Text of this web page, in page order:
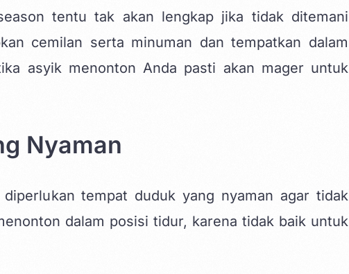
tentu tak akan lengkap jika tidak ditemani
cemilan serta minuman dan tempatkan dalam
asyik menonton Anda pasti akan mager untuk
Nyaman
tempat duduk yang nyaman agar tidak
dalam posisi tidur, karena tidak baik untuk